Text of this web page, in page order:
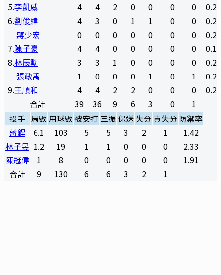
5.李凱威 4 4 2 0 0 0 0
6.劉俊緯 4 3 0 1 1 0 0
蔣少宏
0 0 0 0 0 0 0
7.陳子豪 4 4 0 0 0 0 0
8.林辰勳 3 3 1 0 0 0 0
張政禹
1 0 0 0 1 0 1
9.王順和 4 4 2 2 0 0 0
合計
39 36 9 6 3 0
1
投手 局數 用球數 被安打 三振保送失分責失分 防禦率
蔣銲
6.1 103 5 5 3 2 1
1.42
林子昱 1.2 19 1 1 0 0 0
2.33
陳冠偉
1 8 0 0 0 0 0
1.91
合計
9 130 6 6 3 2 1